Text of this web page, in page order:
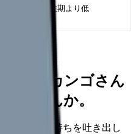
急性期より低
ら、カンゴさん
ませんか。
。今の気持ちを吐き出し